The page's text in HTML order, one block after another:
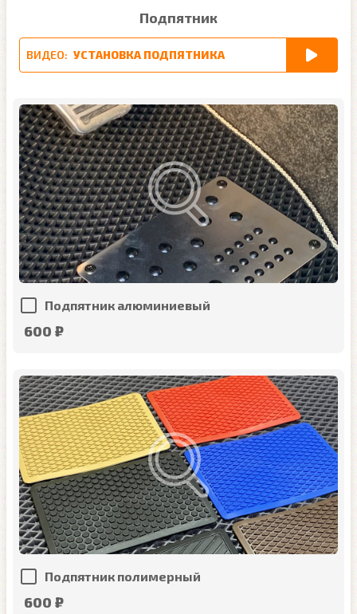
Подпятник
ВИДЕО: УСТАНОВКА ПОДПЯТНИКА
Подпятник алюминиевый
600 ₽
Подпятник полимерный
600 ₽